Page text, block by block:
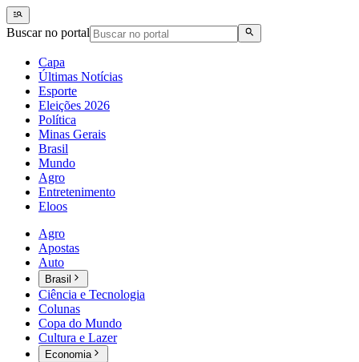
Buscar no portal
Capa
Últimas Notícias
Esporte
Eleições 2026
Política
Minas Gerais
Brasil
Mundo
Agro
Entretenimento
Eloos
Agro
Apostas
Auto
Brasil
Ciência e Tecnologia
Colunas
Copa do Mundo
Cultura e Lazer
Economia